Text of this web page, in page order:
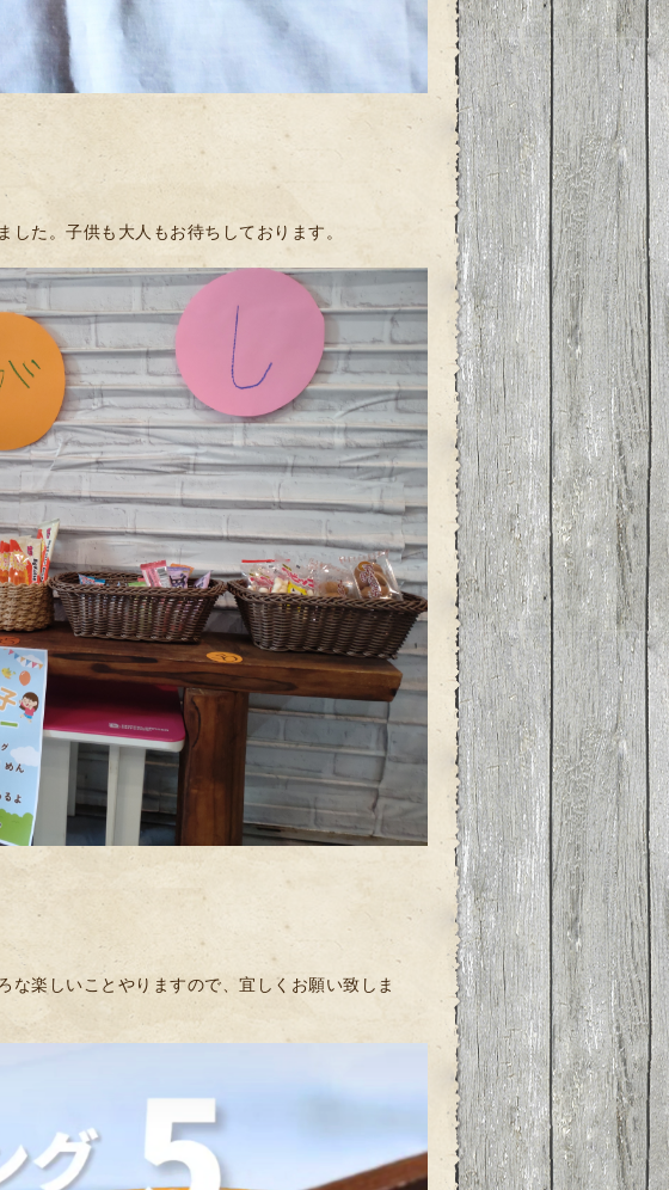
た。子供も大人もお待ちしております。
な楽しいことやりますので、宜しくお願い致しま